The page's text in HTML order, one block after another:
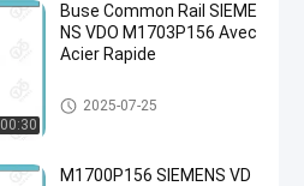
00:30
Buse Common Rail SIEME
NS VDO M1703P156 Avec
Acier Rapide
Bec de Siemens VDO
2025-07-25
M1700P156 SIEMENS VD